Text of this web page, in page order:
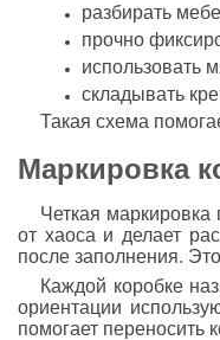
разбирать
прочно
использовать
складывать
Такая схема
Маркировка
Четкая
от хаоса и делает
после заполнения.
Каждой коробке
ориентации
помогает переносить